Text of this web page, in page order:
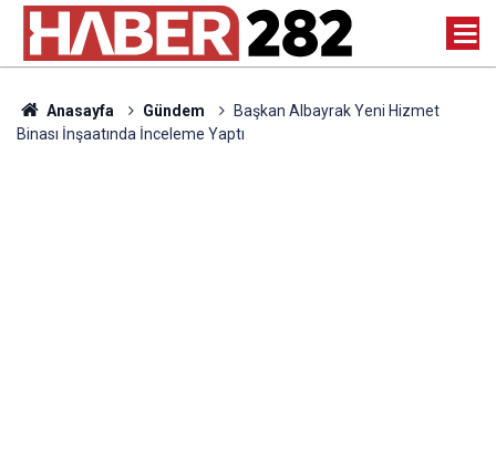
Anasayfa Gündem
Başkan Albayrak Yeni Hizmet
Binası İnşaatında İnceleme Yaptı